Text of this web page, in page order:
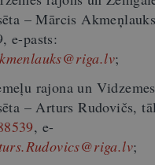
– Mārcis
e-pasts:
;
rajona un Vidzemes
– Arturs Rudovičs,
, e-
;